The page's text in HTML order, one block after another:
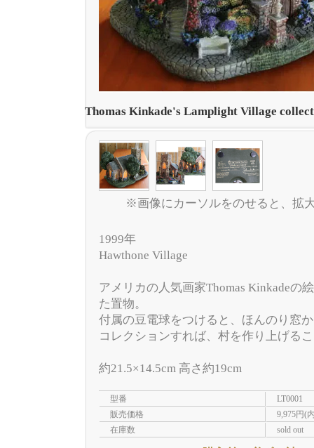
Thomas Kinkade's Lamplight Village
※画像にカーソルをのせると、拡
1999年
Hawthone Village
アメリカの人気画家Thomas Kinkadeの
た置物。
付属の豆電球をつけると、ほんのり窓
コレクションすれば、村を作り上げる
約21.5×14.5cm 高さ約19cm
型番
LT0001
販売価格
9,975円(
在庫数
sold out